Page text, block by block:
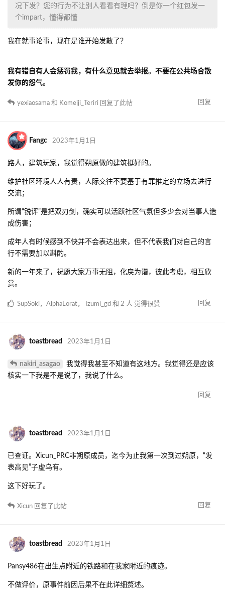
况下发？您的行为不让别人看看有理吗？倒是你一个红包发一
个impart，懂得都懂
我在就事论事，现在是谁开始发散了？
我有错自有人会惩罚我，有什么意见就去举报。不要在公共场合散
发你的怨气。
回复
yexiaosama 和 Komeiji_Teriri 回复了此帖
Fangc 2023年1月1日
路人，建筑玩家，我觉得朔原做的建筑挺好的。
维护社区环境人人有责，人际交往不要基于有罪推定的立场去进行
交流；
所谓“锐评”是把双刃剑，确实可以活跃社区气氛但多少会对当事人造
成伤害；
成年人有时候感到不快并不会表达出来，但不代表我们对自己的言
行不需要加以斟酌。
新的一年来了，祝愿大家万事无阻，化戾为谐，彼此考虑，相互欣
赏。
回复
SupSoki ， AlphaLorat， Izumi_gd 和 2 人 觉得很赞
toastbread 2023年1月1日
nakiri_asagao
我觉得我甚至不知道有这地方。我觉得还是应该
核实一下我是不是说了，我说了什么。
回复
toastbread 2023年1月1日
已查证。Xicun_PRC非朔原成员，迄今为止我第一次到过朔原，“发
表高见”子虚乌有。
这下好玩了。
回复
Xicun 回复了此帖
toastbread 2023年1月1日
Pansy486在出生点附近的铁路和在我家附近的痕迹。
不做评价，原事件前因后果不在此详细赘述。